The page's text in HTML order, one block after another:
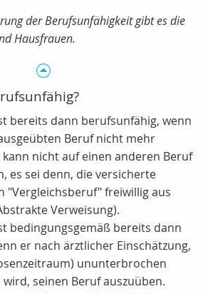
der Berufsunfähigkeit gibt es die
Hausfrauen.
bereits dann berufsunfähig, wenn
Beruf nicht mehr
nicht auf einen anderen Beruf
es sei denn, die versicherte
"Vergleichsberuf" freiwillig aus
Verweisung).
bedingungsgemäß bereits dann
er nach ärztlicher Einschätzung,
ununterbrochen
seinen Beruf auszuüben.